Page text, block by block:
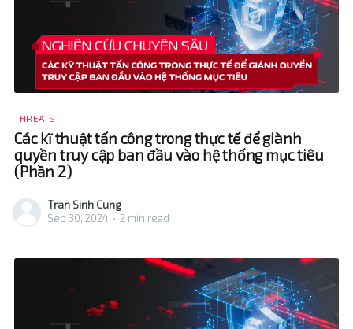
THREATS
Các kĩ thuật tấn công trong thực tế để giành
quyền truy cập ban đầu vào hệ thống mục tiêu
(Phần 2)
Tran Sinh Cung
Sep 30, 2024 • 2 min read